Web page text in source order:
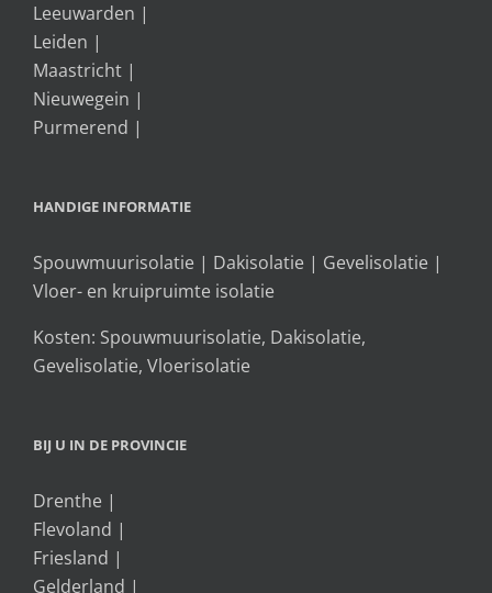
Leeuwarden |
Leiden |
Maastricht |
Nieuwegein |
Purmerend |
HANDIGE INFORMATIE
Spouwmuurisolatie | Dakisolatie | Gevelisolatie |
Vloer- en kruipruimte isolatie
Kosten: Spouwmuurisolatie, Dakisolatie,
Gevelisolatie, Vloerisolatie
BIJ U IN DE PROVINCIE
Drenthe |
Flevoland |
Friesland |
Gelderland |